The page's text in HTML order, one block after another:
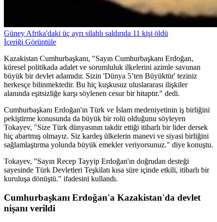
Güney Afrika'daki üç ayrı silahlı saldırıda 11 kişi öldü
İçeriği Görüntüle
Kazakistan Cumhurbaşkanı, "Sayın Cumhurbaşkanı Erdoğan,
küresel politikada adalet ve sorumluluk ilkelerini azimle savunan
büyük bir devlet adamıdır. Sizin 'Dünya 5’ten Büyüktür' teziniz
herkesçe bilinmektedir. Bu hiç kuşkusuz uluslararası ilişkiler
alanında eşitsizliğe karşı söylenen cesur bir hitaptır." dedi.
Cumhurbaşkanı Erdoğan'ın Türk ve İslam medeniyetinin iş birliğini
pekiştirme konusunda da büyük bir rolü olduğunu söyleyen
Tokayev, "Size Türk dünyasının takdir ettiği itibarlı bir lider dersek
hiç abartmış olmayız. Siz kardeş ülkelerin manevi ve siyasi birliğini
sağlamlaştırma yolunda büyük emekler veriyorsunuz." diye konuştu.
Tokayev, "Sayın Recep Tayyip Erdoğan'ın doğrudan desteği
sayesinde Türk Devletleri Teşkilatı kısa süre içinde etkili, itibarlı bir
kuruluşa dönüştü." ifadesini kullandı.
Cumhurbaşkanı Erdoğan'a Kazakistan'da devlet
nişanı verildi